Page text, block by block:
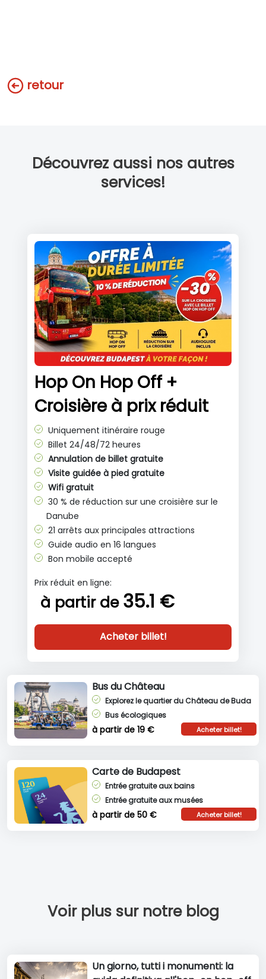
retour
Découvrez aussi nos autres
services!
Hop On Hop Off +
Croisière à prix réduit
Uniquement itinéraire rouge
Billet 24/48/72 heures
Annulation de billet gratuite
Visite guidée à pied gratuite
Wifi gratuit
30 % de réduction sur une croisière sur le
Danube
21 arrêts aux principales attractions
Guide audio en 16 langues
Bon mobile accepté
Prix réduit en ligne:
à partir de 35.1 €
Acheter billet!
Bus du Château
Explorez le quartier du Château de Buda
Bus écologiques
à partir de 19 € Acheter billet!
Carte de Budapest
Entrée gratuite aux bains
Entrée gratuite aux musées
à partir de 50 € Acheter billet!
Voir plus sur notre blog
Un giorno, tutti i monumenti: la